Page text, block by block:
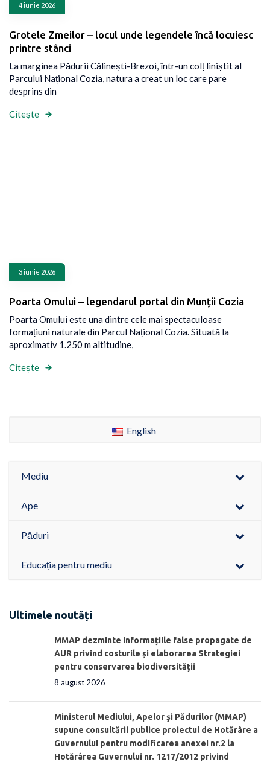
4 iunie 2026
Grotele Zmeilor – locul unde legendele încă locuiesc
printre stânci
La marginea Pădurii Călinești-Brezoi, într-un colț liniștit al
Parcului Național Cozia, natura a creat un loc care pare
desprins din
Citește
3 iunie 2026
Poarta Omului – legendarul portal din Munții Cozia
Poarta Omului este una dintre cele mai spectaculoase
formațiuni naturale din Parcul Național Cozia. Situată la
aproximativ 1.250 m altitudine,
Citește
English
Mediu
Ape
Păduri
Educația pentru mediu
Ultimele noutăți
MMAP dezminte informațiile false propagate de
AUR privind costurile și elaborarea Strategiei
pentru conservarea biodiversității
8 august 2026
Ministerul Mediului, Apelor şi Pădurilor (MMAP)
supune consultării publice proiectul de Hotărâre a
Guvernului pentru modificarea anexei nr.2 la
Hotărârea Guvernului nr. 1217/2012 privind